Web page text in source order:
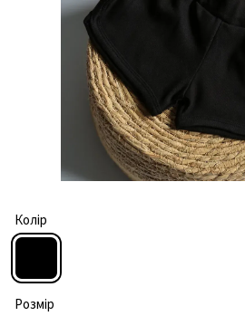
Колір
Розмір